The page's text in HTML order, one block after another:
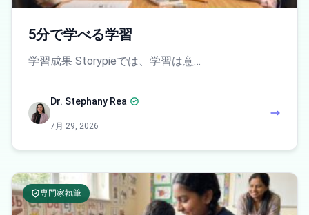
5分で学べる学習
学習成果 Storypieでは、学習は意…
Dr. Stephany Rea
7月 29, 2026
専門家執筆